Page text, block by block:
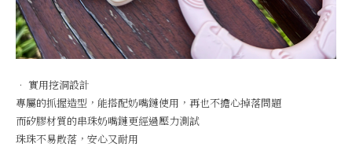
• 實用挖洞設計
專屬的抓握造型，能搭配奶嘴鏈使用，再也不擔心掉落問題
而矽膠材質的串珠奶嘴鏈更經過壓力測試
珠珠不易散落，安心又耐用